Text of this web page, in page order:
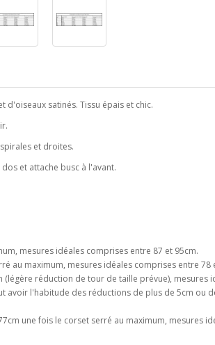
d'oiseaux satinés. Tissu épais et chic.
et droites.
et attache busc à l'avant.
mesures idéales comprises entre 87 et 95cm.
au maximum, mesures idéales comprises entre 78
réduction de tour de taille prévue), mesures
avoir l'habitude des réductions de plus de 5cm ou
une fois le corset serré au maximum, mesures